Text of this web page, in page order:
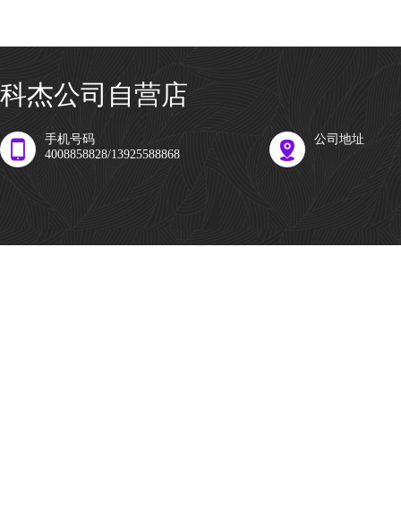
科杰公司自营店
手机号码
4008858828/13925588868
公司地址